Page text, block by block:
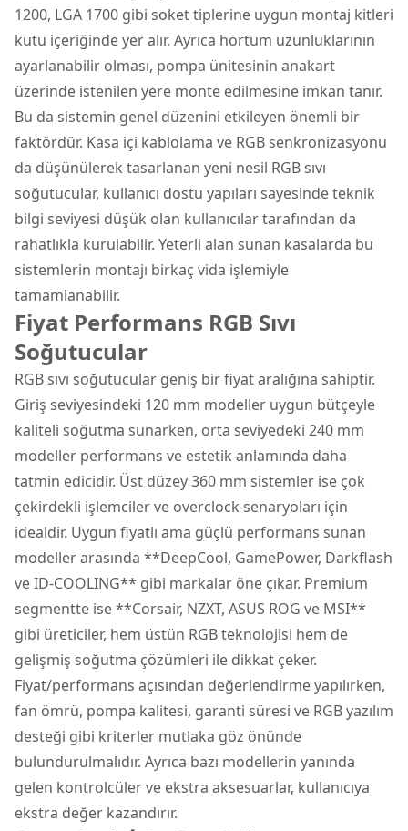
1200, LGA 1700 gibi soket tiplerine uygun montaj kitleri
kutu içeriğinde yer alır. Ayrıca hortum uzunluklarının
ayarlanabilir olması, pompa ünitesinin anakart
üzerinde istenilen yere monte edilmesine imkan tanır.
Bu da sistemin genel düzenini etkileyen önemli bir
faktördür. Kasa içi kablolama ve RGB senkronizasyonu
da düşünülerek tasarlanan yeni nesil RGB sıvı
soğutucular, kullanıcı dostu yapıları sayesinde teknik
bilgi seviyesi düşük olan kullanıcılar tarafından da
rahatlıkla kurulabilir. Yeterli alan sunan kasalarda bu
sistemlerin montajı birkaç vida işlemiyle
tamamlanabilir.
Fiyat Performans RGB Sıvı
Soğutucular
RGB sıvı soğutucular geniş bir fiyat aralığına sahiptir.
Giriş seviyesindeki 120 mm modeller uygun bütçeyle
kaliteli soğutma sunarken, orta seviyedeki 240 mm
modeller performans ve estetik anlamında daha
tatmin edicidir. Üst düzey 360 mm sistemler ise çok
çekirdekli işlemciler ve overclock senaryoları için
idealdir. Uygun fiyatlı ama güçlü performans sunan
modeller arasında **DeepCool, GamePower, Darkflash
ve ID-COOLING** gibi markalar öne çıkar. Premium
segmentte ise **Corsair, NZXT, ASUS ROG ve MSI**
gibi üreticiler, hem üstün RGB teknolojisi hem de
gelişmiş soğutma çözümleri ile dikkat çeker.
Fiyat/performans açısından değerlendirme yapılırken,
fan ömrü, pompa kalitesi, garanti süresi ve RGB yazılım
desteği gibi kriterler mutlaka göz önünde
bulundurulmalıdır. Ayrıca bazı modellerin yanında
gelen kontrolcüler ve ekstra aksesuarlar, kullanıcıya
ekstra değer kazandırır.